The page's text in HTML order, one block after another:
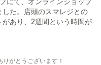
た。店頭のスマレジとの
あり、2週間という時間が
がとうございます！